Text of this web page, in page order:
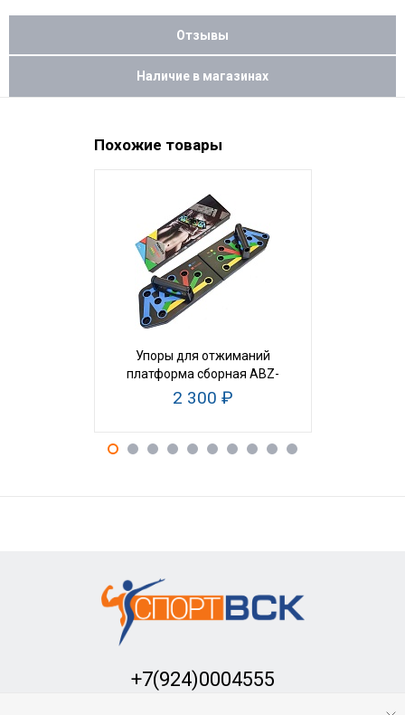
Отзывы
Наличие в магазинах
Похожие товары
Упоры для отжиманий
платформа сборная ABZ-
6420
2 300 ₽
+7(924)0004555